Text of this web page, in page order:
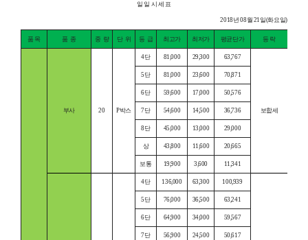
일 일 시 세 표
2018년 08월 21일(화요일)
품 목 품 종 중 량 단 위 등 급 최고가 최저가 평균단가 등 락
부사 20 P박스
4단 81,000 29,300 63,767
보합세
5단 81,000 23,600 70,871
6단 59,600 17,000 50,576
7단 54,600 14,500 36,736
8단 45,000 13,000 29,000
상 43,800 11,600 20,665
보통 19,900 3,600 11,341
4단 136,000 63,300 100,939
5단 76,000 36,500 63,241
6단 64,900 34,000 59,567
7단 56,900 24,500 50,617